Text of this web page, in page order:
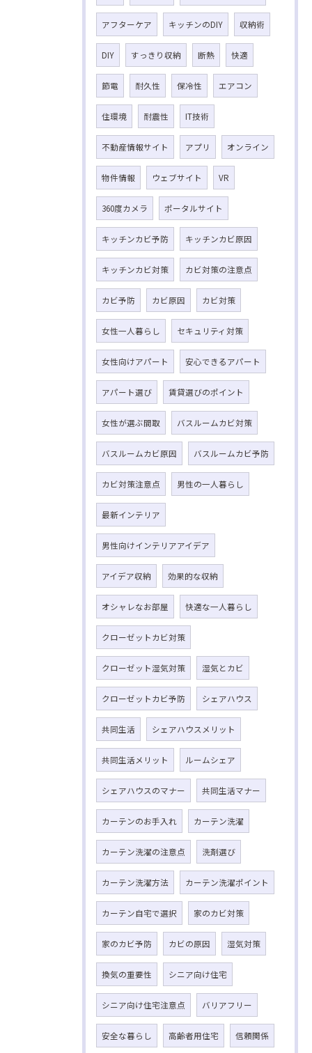
アフターケア キッチンのDIY 収納術
DIY すっきり収納 断熱 快適
節電 耐久性 保冷性 エアコン
住環境 耐震性 IT技術
不動産情報サイト アプリ オンライン
物件情報 ウェブサイト VR
360度カメラ ポータルサイト
キッチンカビ予防 キッチンカビ原因
キッチンカビ対策 カビ対策の注意点
カビ予防 カビ原因 カビ対策
女性一人暮らし セキュリティ対策
女性向けアパート 安心できるアパート
アパート選び 賃貸選びのポイント
女性が選ぶ間取 バスルームカビ対策
バスルームカビ原因 バスルームカビ予防
カビ対策注意点 男性の一人暮らし
最新インテリア
男性向けインテリアアイデア
アイデア収納 効果的な収納
オシャレなお部屋 快適な一人暮らし
クローゼットカビ対策
クローゼット湿気対策 湿気とカビ
クローゼットカビ予防 シェアハウス
共同生活 シェアハウスメリット
共同生活メリット ルームシェア
シェアハウスのマナー 共同生活マナー
カーテンのお手入れ カーテン洗濯
カーテン洗濯の注意点 洗剤選び
カーテン洗濯方法 カーテン洗濯ポイント
カーテン自宅で選択 家のカビ対策
家のカビ予防 カビの原因 湿気対策
換気の重要性 シニア向け住宅
シニア向け住宅注意点 バリアフリー
安全な暮らし 高齢者用住宅 信頼関係